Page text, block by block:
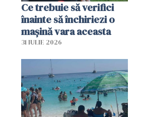
Ce trebuie să verifici
înainte să închiriezi o
mașină vara aceasta
31 IULIE 2026